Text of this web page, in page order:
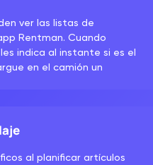
ver las listas de
Rentman. Cuando
indica al instante si es el
en el camión un
al planificar artículos